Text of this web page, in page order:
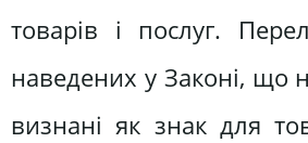
товарів і послуг.
наведених у Законі, що
визнані як знак для